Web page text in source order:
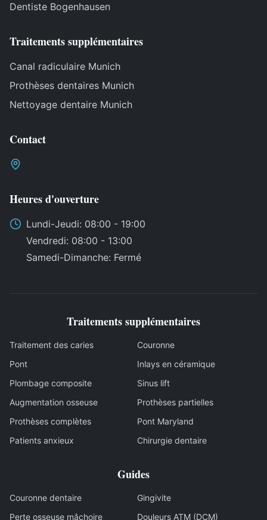
Dentiste Bogenhausen
Traitements supplémentaires
Canal radiculaire Munich
Prothèses dentaires Munich
Nettoyage dentaire Munich
Contact
Heures d'ouverture
Lundi-Jeudi: 08:00 - 19:00
Vendredi: 08:00 - 13:00
Samedi-Dimanche: Fermé
Traitements supplémentaires
Traitement des caries
Couronne
Pont
Inlays en céramique
Plombage composite
Sinus lift
Augmentation osseuse
Prothèses partielles
Prothèses complètes
Pont Maryland
Patients anxieux
Chirurgie dentaire
Guides
Couronne dentaire
Gingivite
Perte osseuse mâchoire
Douleurs ATM (DCM)